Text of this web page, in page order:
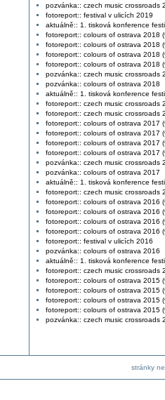
pozvánka:: czech music crossroads
fotoreport:: festival v ulicích 2019
aktuálně:: 1. tisková konference
fotoreport:: colours of ostrava 2018
fotoreport:: colours of ostrava 2018
fotoreport:: colours of ostrava 2018
fotoreport:: colours of ostrava 2018
pozvánka:: czech music crossroads
pozvánka:: colours of ostrava 2018
aktuálně:: 1. tisková konference
fotoreport:: czech music crossroads
fotoreport:: czech music crossroads
fotoreport:: colours of ostrava 2017
fotoreport:: colours of ostrava 2017
fotoreport:: colours of ostrava 2017
fotoreport:: colours of ostrava 2017
pozvánka:: czech music crossroads
pozvánka:: colours of ostrava 2017
aktuálně:: 1. tisková konference
fotoreport:: czech music crossroads
fotoreport:: colours of ostrava 2016
fotoreport:: colours of ostrava 2016
fotoreport:: colours of ostrava 2016
fotoreport:: colours of ostrava 2016
fotoreport:: festival v ulicích 2016
pozvánka:: colours of ostrava 2016
aktuálně:: 1. tisková konference
fotoreport:: czech music crossroads
fotoreport:: colours of ostrava 2015
fotoreport:: colours of ostrava 2015
fotoreport:: colours of ostrava 2015
fotoreport:: colours of ostrava 2015
pozvánka:: czech music crossroads
stránky